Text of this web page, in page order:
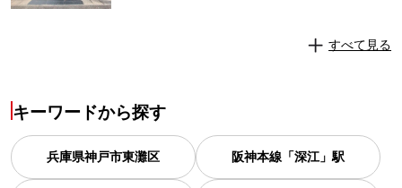
すべて見る
キーワードから探す
兵庫県神戸市東灘区 阪神本線「深江」駅